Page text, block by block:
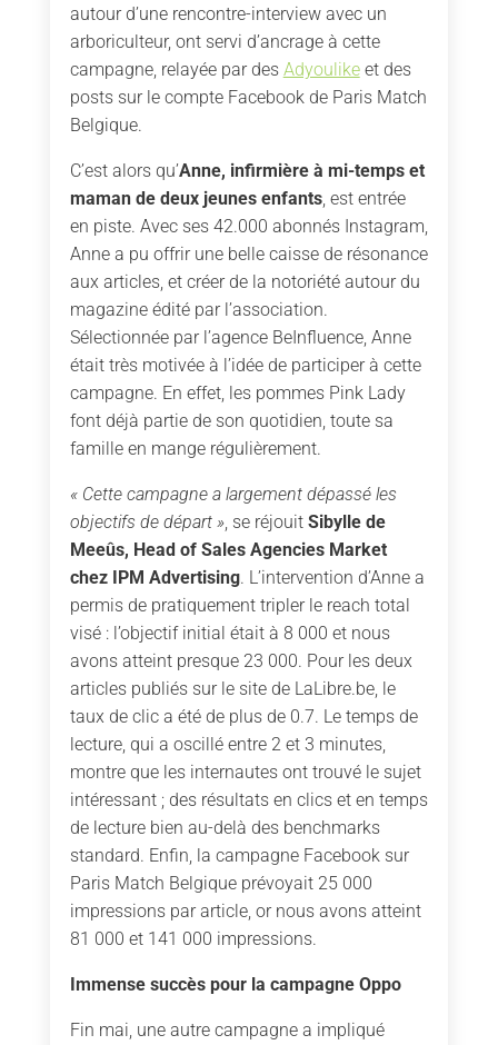
autour d’une rencontre-interview avec un
arboriculteur, ont servi d’ancrage à cette
campagne, relayée par des Adyoulikeet des
posts sur le compte Facebook de Paris Match
Belgique.
C’est alors qu’Anne, infirmière à mi-temps et
maman de deux jeunes enfants, est entrée
en piste. Avec ses 42.000 abonnés Instagram,
Anne a pu offrir une belle caisse de résonance
aux articles, et créer de la notoriété autour du
magazine édité par l’association.
Sélectionnée par l’agence BeInfluence, Anne
était très motivée à l’idée de participer à cette
campagne. En effet, les pommes Pink Lady
font déjà partie de son quotidien, toute sa
famille en mange régulièrement.
« Cette campagne a largement dépassé les
objectifs de départ », se réjouit Sibylle de
Meeûs, Head of Sales Agencies Market
chez IPM Advertising. L’intervention d’Anne a
permis de pratiquement tripler le reach total
visé : l’objectif initial était à 8 000 et nous
avons atteint presque 23 000. Pour les deux
articles publiés sur le site de LaLibre.be, le
taux de clic a été de plus de 0.7. Le temps de
lecture, qui a oscillé entre 2 et 3 minutes,
montre que les internautes ont trouvé le sujet
intéressant ; des résultats en clics et en temps
de lecture bien au-delà des benchmarks
standard. Enfin, la campagne Facebook sur
Paris Match Belgique prévoyait 25 000
impressions par article, or nous avons atteint
81 000 et 141 000 impressions.
Immense succès pour la campagne Oppo
Fin mai, une autre campagne a impliqué